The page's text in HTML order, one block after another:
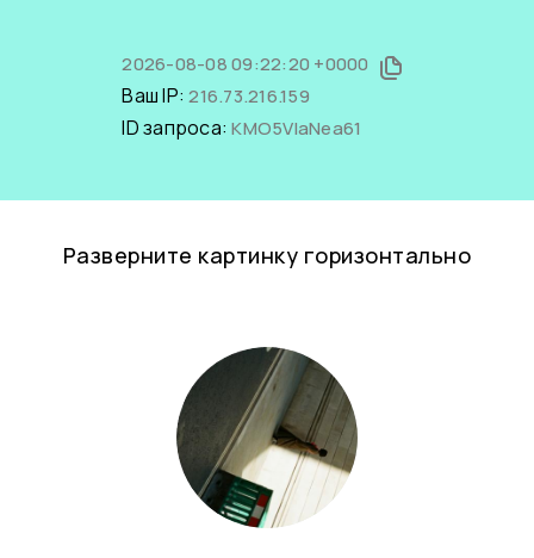
2026-08-08 09:22:20 +0000
Ваш IP:216.73.216.159
ID запроса:KMO5VlaNea61
Разверните картинку горизонтально